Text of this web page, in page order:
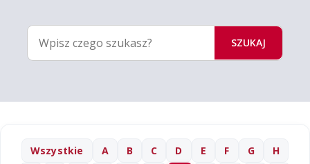
SZUKAJ
Wszystkie A B C D E F G
H